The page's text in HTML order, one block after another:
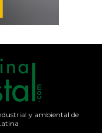
y ambiental de